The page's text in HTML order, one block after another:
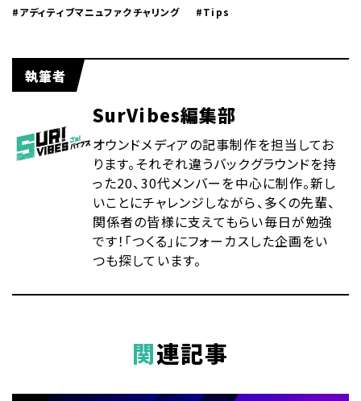
#アディティブマニュファクチャリング #Tips
執筆者
SurVibes編集部
オウンドメディアの記事制作を担当してお
ります。それぞれ違うバックグラウンドを持
った20、30代メンバーを中心に制作。新し
いことにチャレンジしながら、多くの先輩、
関係者の皆様に支えてもらい毎日が勉強
です！「つくる」にフォーカスした企画をい
つも探しています。
関連記事